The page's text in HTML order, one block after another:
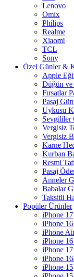
Lenovo
Omix
Philips
Realme
Xiaomi
TCL
Sony
Özel Günler &
Apple
Düğün ve
Fırsatlar
Pasaj
Uykusu
Sevgililer
Vergisiz
Vergisiz
Karne
Kurban
Resmi
Pasaj
Anneler
Babalar
Taksitli
Popüler Ürünler
iPhone 17
iPhone 16
iPhone
iPhone
iPhone
iPhone
iPhone 15